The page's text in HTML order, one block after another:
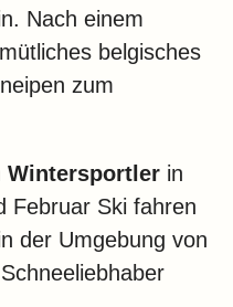
Nach einem
belgisches
zum
Wintersportler in
Februar Ski fahren
der Umgebung von